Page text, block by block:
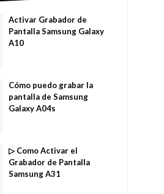
Activar Grabador de
Pantalla Samsung Galaxy
A10
Cómo puedo grabar la
pantalla de Samsung
Galaxy A04s
▷ Como Activar el
Grabador de Pantalla
Samsung A31